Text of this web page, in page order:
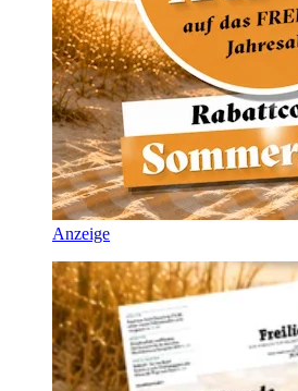
Anzeige